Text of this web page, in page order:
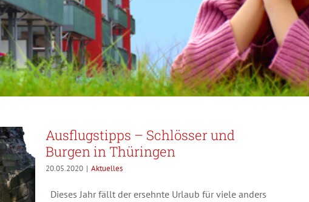
Ausflugstipps – Schlösser und
Burgen in Thüringen
20.05.2020 | Aktuelles
Dieses Jahr fällt der ersehnte Urlaub für viele anders